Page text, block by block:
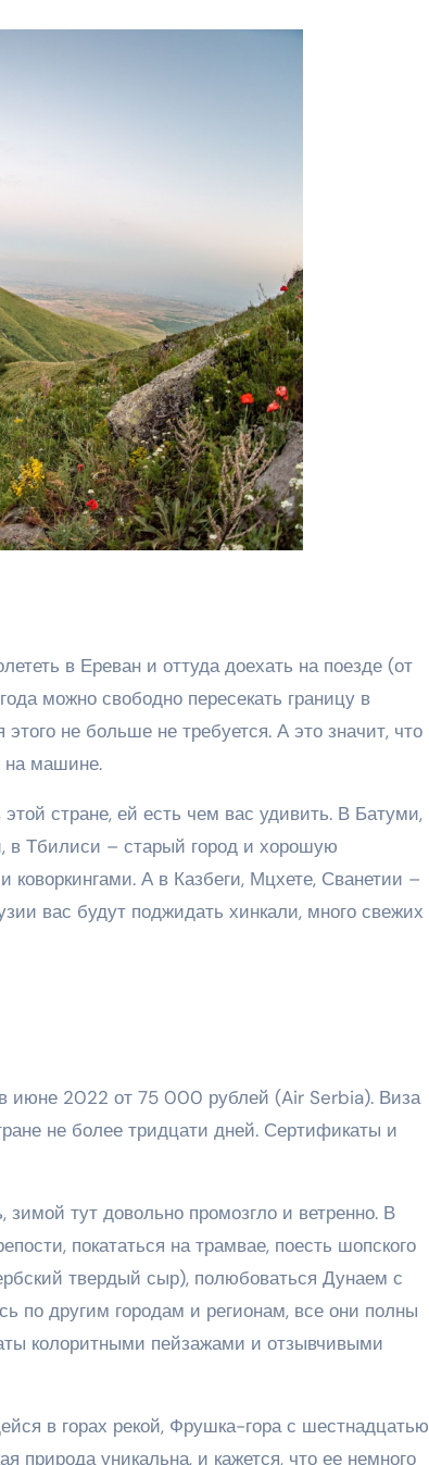
в Ереван и оттуда доехать на поезде (от
можно свободно пересекать границу в
не больше не требуется. А это значит, что
на машине.
стране, ей есть чем вас удивить. В Батуми,
в Тбилиси – старый город и хорошую
А в Казбеги, Мцхете, Сванетии –
вас будут поджидать хинкали, много свежих
июне 2022 от 75 000 рублей (Air Serbia). Виза
не более тридцати дней. Сертификаты и
тут довольно промозгло и ветренно. В
покататься на трамвае, поесть шопского
твердый сыр), полюбоваться Дунаем с
по другим городам и регионам, все они полны
колоритными пейзажами и отзывчивыми
в горах рекой, Фрушка-гора с шестнадцатью
уникальна, и кажется, что ее немного